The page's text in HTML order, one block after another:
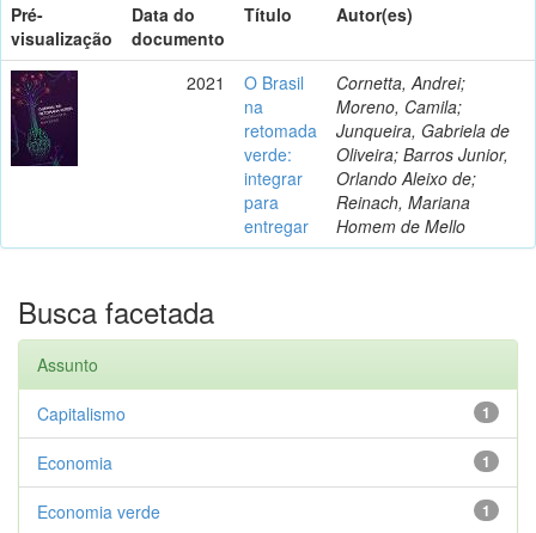
Pré-
visualização
Data do
documento
Título Autor(es)
2021
O Brasil
na
retomada
verde:
integrar
para
entregar
Cornetta, Andrei;
Moreno, Camila;
Junqueira, Gabriela de
Oliveira; Barros Junior,
Orlando Aleixo de;
Reinach, Mariana
Homem de Mello
Busca facetada
Assunto
1
Capitalismo
1
Economia
1
Economia verde